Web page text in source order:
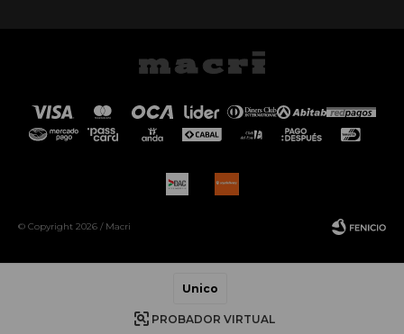
Unico
PROBADOR VIRTUAL
© Copyright 2026 / Macri